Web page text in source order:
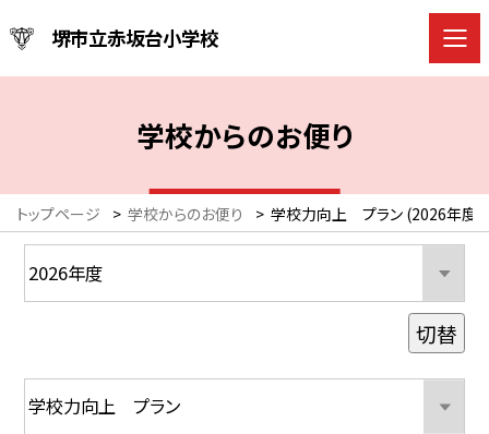
堺市立赤坂台小学校
学校からのお便り
トップページ > 学校からのお便り > 学校力向上 プラン (2026年度)
切替